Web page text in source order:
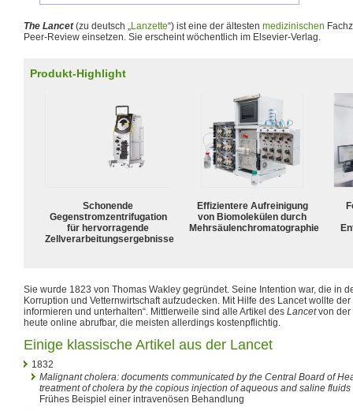
The Lancet(zu deutsch „Lanzette“) ist eine der ältesten medizinischen
Peer-Review einsetzen. Sie erscheint wöchentlich im Elsevier-Verlag.
Produkt-Highlight
Schonende
Gegenstromzentrifugation
für hervorragende
Zellverarbeitungsergebnisse
Effizientere Aufreinigung
von Biomolekülen durch
Mehrsäulenchromatographie
Sie wurde 1823 von Thomas Wakley gegründet. Seine Intention war, die in
Korruption und Vetternwirtschaft aufzudecken. Mit Hilfe des Lancet wollte
informieren und unterhalten“. Mittlerweile sind alle Artikel des Lancetvon der
heute online abrufbar, die meisten allerdings kostenpflichtig.
Einige klassische Artikel aus der Lancet
1832
Malignant cholera: documents communicated by the Central Board of
treatment of cholera by the copious injection of aqueous and saline
Frühes Beispiel einer intravenösen Behandlung